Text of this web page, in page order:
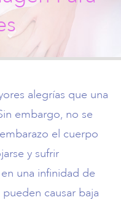
alegrías que una
embargo, no se
el cuerpo
y sufrir
una infinidad de
causar baja
Surgery &